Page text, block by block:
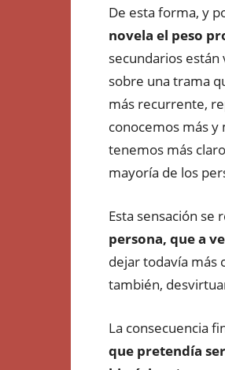
De esta forma, y
novela el peso
secundarios
sobre una trama
más recurrente,
conocemos más
tenemos más
mayoría de los
Esta sensación
persona, que a
dejar todavía más
también,
La consecuencia
que pretendía